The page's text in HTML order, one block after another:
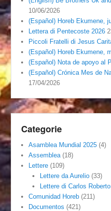
10/06/2026
(Español) Horeb Ekumene,
Lettera di Pentecoste 2026
Piccoli Fratelli di Jesus
(Español) Horeb Ekumene,
(Español) Nota de apoyo al
(Español) Crónica Mes de
17/04/2026
Categorie
Asamblea Mundial 2025 (4)
Assemblea (18)
Lettere (109)
Lettere da Aurelio(33)
Lettere di Carlos Roberto
Comunidad Horeb (211)
Documentos (421)